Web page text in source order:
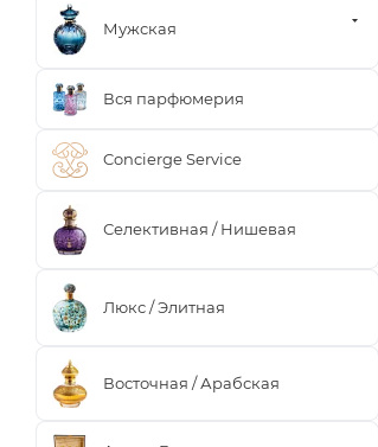
Мужская
Вся парфюмерия
Concierge Service
Селективная / Нишевая
Люкс / Элитная
Восточная / Арабская